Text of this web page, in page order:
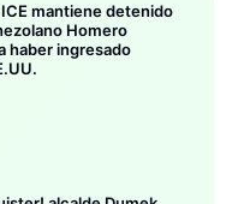
mantiene detenido
Homero
haber ingresado